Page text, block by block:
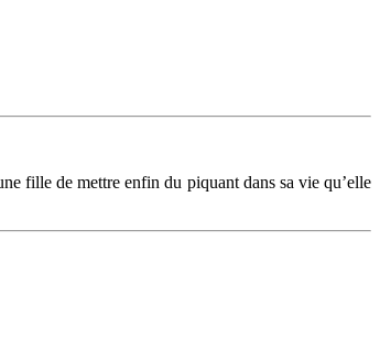
fille de mettre enfin du piquant dans sa vie qu’elle